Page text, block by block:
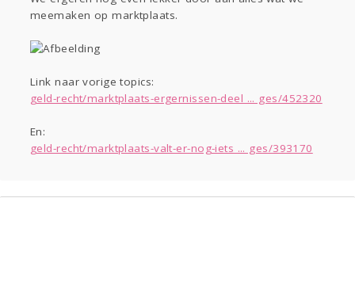
Contact
Lezen
meemaken op marktplaats.
Link naar vorige topics:
geld-recht/marktplaats-ergernissen-deel ... ges/452320
En:
geld-recht/marktplaats-valt-er-nog-iets ... ges/393170